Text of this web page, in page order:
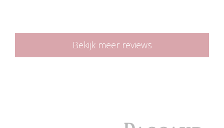
Bekijk meer reviews